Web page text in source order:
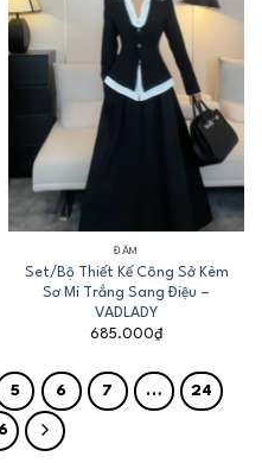
ĐẦM
Set/Bộ Thiết Kế Công Sở Kèm
Sơ Mi Trắng Sang Điệu –
VADLADY
685.000₫
5 6 7 … 24